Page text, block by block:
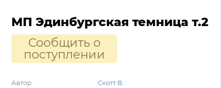
МП Эдинбургская темница т.2
Сообщить о
поступлении
Автор
Скотт В.